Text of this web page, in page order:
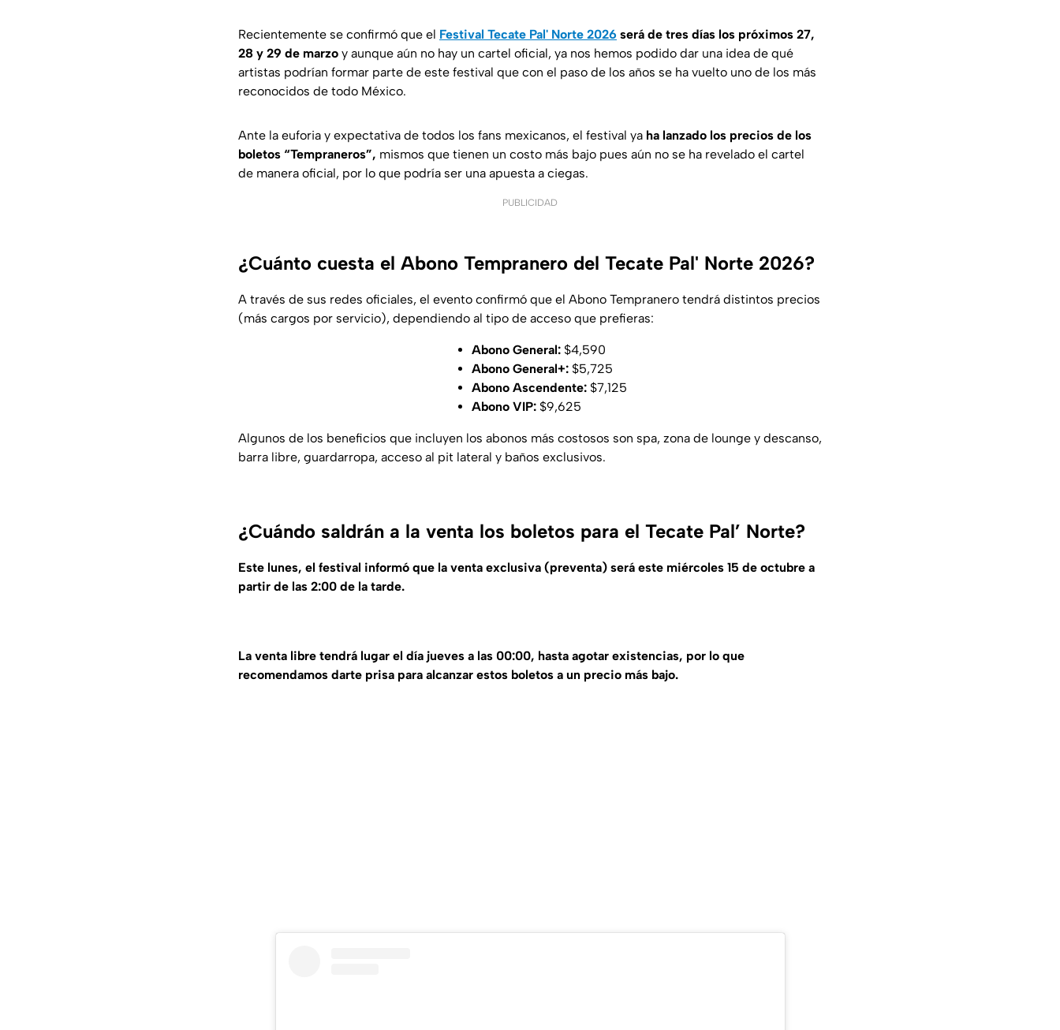
Recientemente se confirmó que el Festival Tecate Pal' Norte 2026 será de tres días los próximos 27,
28 y 29 de marzo y aunque aún no hay un cartel oficial, ya nos hemos podido dar una idea de qué
artistas podrían formar parte de este festival que con el paso de los años se ha vuelto uno de los más
reconocidos de todo México.
Ante la euforia y expectativa de todos los fans mexicanos, el festival ya ha lanzado los precios de los
boletos “Tempraneros”, mismos que tienen un costo más bajo pues aún no se ha revelado el cartel
de manera oficial, por lo que podría ser una apuesta a ciegas.
PUBLICIDAD
¿Cuánto cuesta el Abono Tempranero del Tecate Pal' Norte 2026?
A través de sus redes oficiales, el evento confirmó que el Abono Tempranero tendrá distintos precios
(más cargos por servicio), dependiendo al tipo de acceso que prefieras:
Abono General:$4,590
Abono General+:$5,725
Abono Ascendente:$7,125
Abono VIP:$9,625
Algunos de los beneficios que incluyen los abonos más costosos son spa, zona de lounge y descanso,
barra libre, guardarropa, acceso al pit lateral y baños exclusivos.
¿Cuándo saldrán a la venta los boletos para el Tecate Pal’ Norte?
Este lunes, el festival informó que la venta exclusiva (preventa) será este miércoles 15 de octubre a
partir de las 2:00 de la tarde.
La venta libre tendrá lugar el día jueves a las 00:00, hasta agotar existencias, por lo que
recomendamos darte prisa para alcanzar estos boletos a un precio más bajo.